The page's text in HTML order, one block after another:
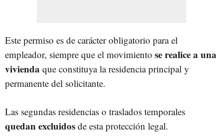
Este permiso es de carácter obligatorio para el
empleador, siempre que el movimiento se realice a una
vivienda que constituya la residencia principal y
permanente del solicitante.
Las segundas residencias o traslados temporales
quedan excluidos de esta protección legal.